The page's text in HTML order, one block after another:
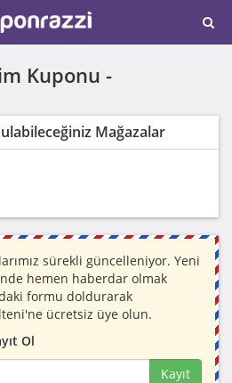
Kuponu -
Mağazalar
sürekli güncelleniyor. Yeni
hemen haberdar olmak
formu doldurarak
ücretsiz üye olun.
Ol
Kayıt